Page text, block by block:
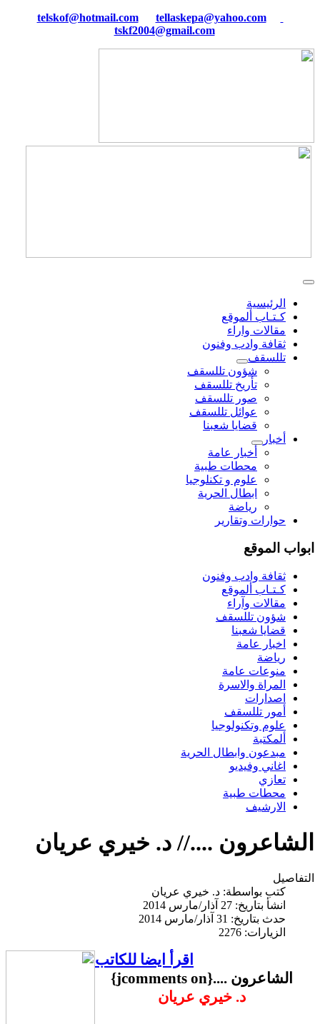
tellaskepa@yahoo.com
tskf2004@gmail.com
الرئيسية
كـتـاب ألموقع
مقالات واراء
ثقافة وادب وفنون
تللسقف
شؤون تللسقف
تأريخ تللسقف
صور تللسقف
عوائل تللسقف
قضايا شعبنا
أخبار
أخبار عامة
محطات طبية
علوم و تکنلوجیا
ابطال الحرية
رياضة
حوارات وتقارير
ابواب الموقع
ثقافة وادب وفنون
كـتـاب ألموقع
مقالات وآراء
شؤون تللسقف
قضايا شعبنا
اخبار عامة
رياضة
منوعات عامة
المراة والاسرة
اصدارات
أمور تللسقف
علوم وتكنولوجيا
ألمكتبة
مبدعون وابطال الحرية
اغاني وفيديو
تعازي
محطات طبية
الارشيف
الشاعرون ....// د. خيري عريان
التفاصيل
كتب بواسطة: د. خيري عريان
انشأ بتاريخ: 27 آذار/مارس 2014
حدث بتاريخ: 31 آذار/مارس 2014
الزيارات: 2276
اقرأ ايضا للكاتب
الشاعرون ....{jcomments on}
د. خيري عريان